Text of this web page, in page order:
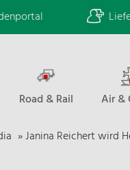
Road & Rail Air &
»Janina Reichert wird